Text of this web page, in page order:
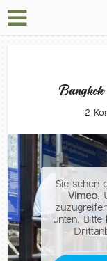
Bangkok
2
Sie sehen
Vimeo.
unten. Bitte